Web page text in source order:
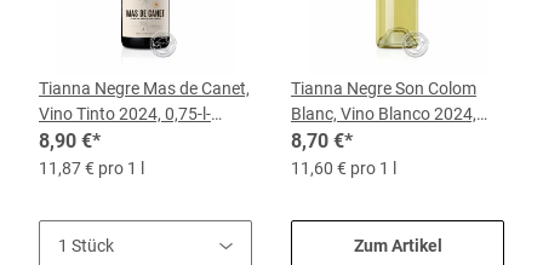
Tianna Negre Mas de Canet,
Vino Tinto 2024, 0,75-l-
Flasche
8,90 €*
11,87 € pro 1 l
Tianna Negre Son Colom
Blanc, Vino Blanco 2024,
0,75-l-Flasche
8,70 €*
11,60 € pro 1 l
Zum Artikel